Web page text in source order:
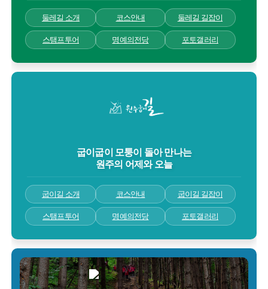
둘레길 소개 코스안내 둘레길 길잡이
스탬프투어 명예의전당 포토갤러리
굽이굽이 모퉁이 돌아 만나는
원주의 어제와 오늘
굽이길 소개 코스안내 굽이길 길잡이
스탬프투어 명예의전당 포토갤러리